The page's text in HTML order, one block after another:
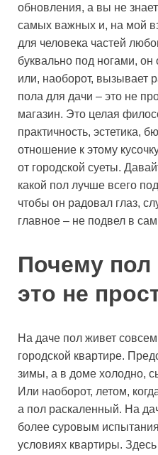
обновления, а вы не
самых важных и, на мой
для человека частей
буквально под ногами,
или, наоборот, вызывает
пола для дачи – это не
магазин. Это целая
практичность, эстетика,
отношение к этому
от городской суеты.
какой пол лучше всего
чтобы он радовал глаз,
главное – не подвел в
Почему пол
это не
На даче пол живет
городской квартире.
зимы, а в доме холодно,
Или наоборот, летом,
а пол раскаленный. На
более суровым
условиях квартиры.